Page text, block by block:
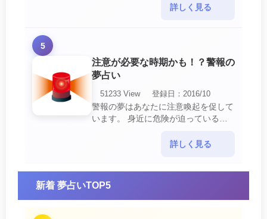
あなたに関するすべての運気が上昇し
詳しく見る
5
注意が必要な時期かも！？警報の
夢占い
51233 View
登録日：2016/10
警報の夢はあなたに注意喚起を促して
います。 身近に危険が迫っている暗
て危機を回避する事が必要です。 ま
詳しく見る
新着 夢占いTOP5